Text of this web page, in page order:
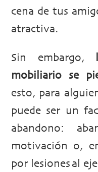
cena de tus
atractiva.
Sin embargo,
mobiliario se
esto, para
puede ser un
abandono:
motivación o,
por lesiones al